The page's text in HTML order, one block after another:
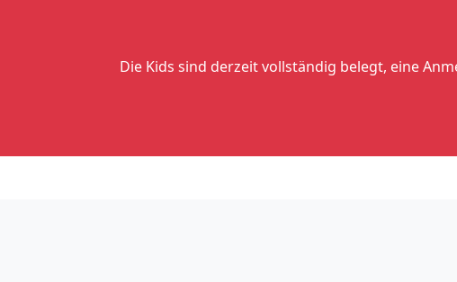
Die Kids sind derzeit vollständig belegt, eine